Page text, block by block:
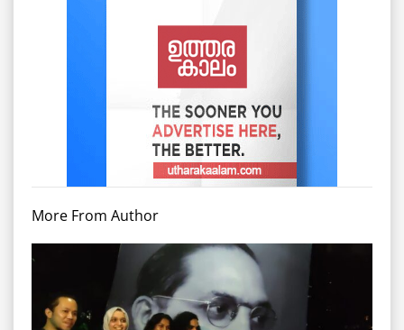
More From Author